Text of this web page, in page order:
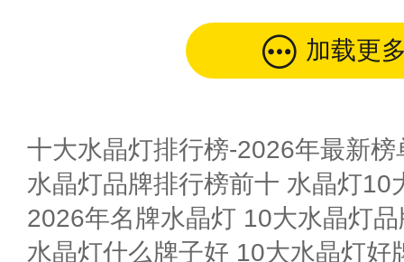
加载更
十大水晶灯排行榜-2026年最新榜
水晶灯品牌排行榜前十 水晶灯10
2026年名牌水晶灯 10大水晶灯
水晶灯什么牌子好 10大水晶灯好